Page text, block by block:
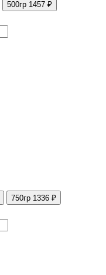
500гр 1457 ₽
750гр 1336 ₽